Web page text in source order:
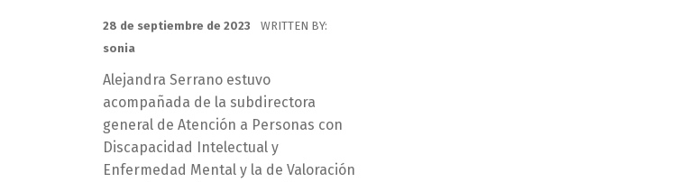
28 de septiembre de 2023
WRITTEN BY:
sonia
Alejandra Serrano estuvo
acompañada de la subdirectora
general de Atención a Personas con
Discapacidad Intelectual y
Enfermedad Mental y la de Valoración